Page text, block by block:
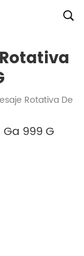
Rotativa De
Ga 999 G